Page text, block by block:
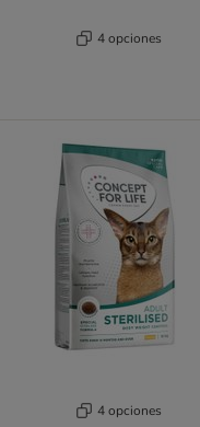
4 opciones
4 opciones